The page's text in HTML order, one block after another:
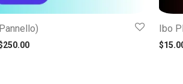
250.00Fascia di prezzo: $10.00 Attraverso
Ibo
$